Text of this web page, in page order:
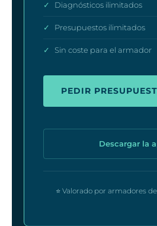
✓ Diagnósticos ilimitados
✓ Presupuestos ilimitados
✓ Sin coste para el armador
PEDIR
Descargar la
⭐ Valorado por armadores